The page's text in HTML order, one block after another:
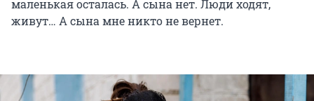
маленькая осталась. А сына нет. Люди ходят,
живут… А сына мне никто не вернет.